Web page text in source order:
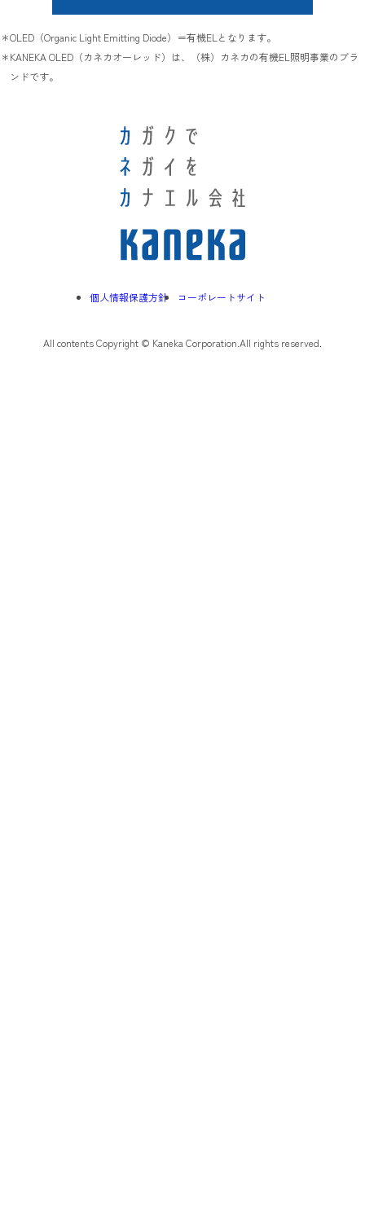
OLED（Organic Light Emitting Diode）＝有機ELとなります。
KANEKA OLED（カネカオーレッド）は、（株）カネカの有機EL照明事業のブラ
ンドです。
個人情報保護方針 コーポレートサイト
All contents Copyright © Kaneka Corporation.All rights reserved.